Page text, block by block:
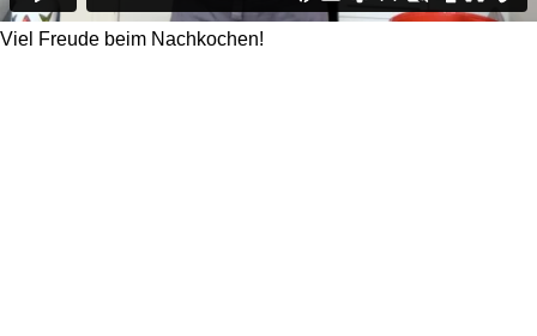
Viel Freude beim Nachkochen!